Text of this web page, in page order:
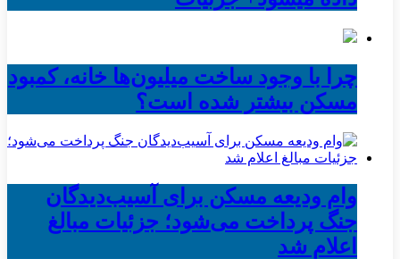
چرا با وجود ساخت میلیون‌ها خانه، کمبود
مسکن بیشتر شده است؟
وام ودیعه مسکن برای آسیب‌دیدگان
جنگ پرداخت می‌شود؛ جزئیات مبالغ
اعلام شد